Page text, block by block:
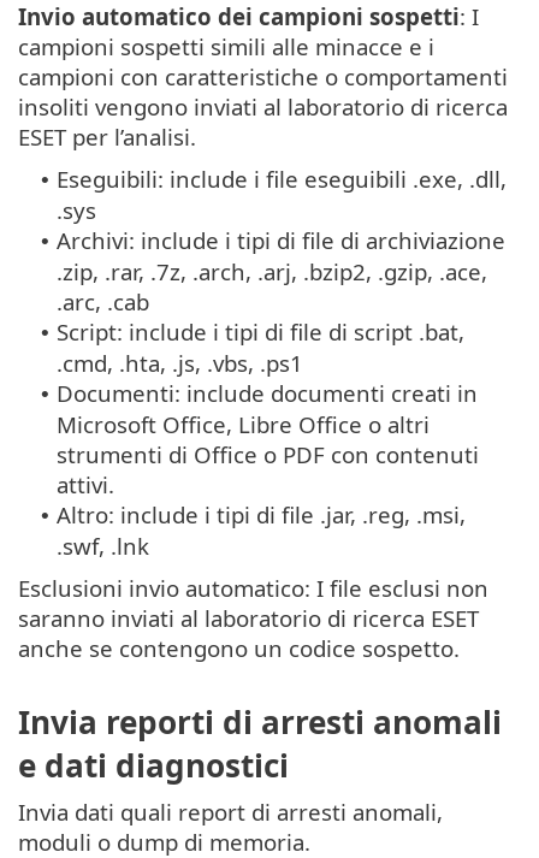
Invio automatico dei campioni sospetti: I
campioni sospetti simili alle minacce e i
campioni con caratteristiche o comportamenti
insoliti vengono inviati al laboratorio di ricerca
ESET per l’analisi.
• Eseguibili: include i file eseguibili .exe, .dll,
.sys
• Archivi: include i tipi di file di archiviazione
.zip, .rar, .7z, .arch, .arj, .bzip2, .gzip, .ace,
.arc, .cab
• Script: include i tipi di file di script .bat,
.cmd, .hta, .js, .vbs, .ps1
• Documenti: include documenti creati in
Microsoft Office, Libre Office o altri
strumenti di Office o PDF con contenuti
attivi.
• Altro: include i tipi di file .jar, .reg, .msi,
.swf, .lnk
Esclusioni invio automatico: I file esclusi non
saranno inviati al laboratorio di ricerca ESET
anche se contengono un codice sospetto.
Invia reporti di arresti anomali
e dati diagnostici
Invia dati quali report di arresti anomali,
moduli o dump di memoria.